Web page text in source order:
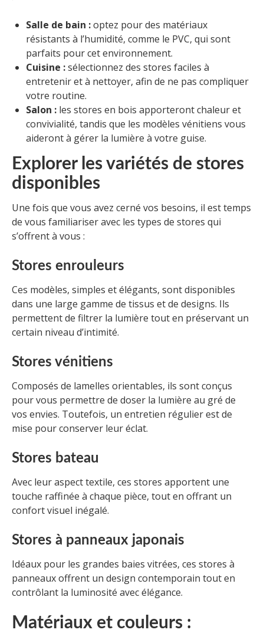
Salle de bain :optez pour des matériaux
résistants à l’humidité, comme le PVC, qui sont
parfaits pour cet environnement.
Cuisine :sélectionnez des stores faciles à
entretenir et à nettoyer, afin de ne pas compliquer
votre routine.
Salon : les stores en bois apporteront chaleur et
convivialité, tandis que les modèles vénitiens vous
aideront à gérer la lumière à votre guise.
Explorer les variétés de stores
disponibles
Une fois que vous avez cerné vos besoins, il est temps
de vous familiariser avec les types de stores qui
s’offrent à vous :
Stores enrouleurs
Ces modèles, simples et élégants, sont disponibles
dans une large gamme de tissus et de designs. Ils
permettent de filtrer la lumière tout en préservant un
certain niveau d’intimité.
Stores vénitiens
Composés de lamelles orientables, ils sont conçus
pour vous permettre de doser la lumière au gré de
vos envies. Toutefois, un entretien régulier est de
mise pour conserver leur éclat.
Stores bateau
Avec leur aspect textile, ces stores apportent une
touche raffinée à chaque pièce, tout en offrant un
confort visuel inégalé.
Stores à panneaux japonais
Idéaux pour les grandes baies vitrées, ces stores à
panneaux offrent un design contemporain tout en
contrôlant la luminosité avec élégance.
Matériaux et couleurs :